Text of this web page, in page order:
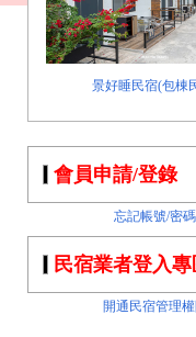
景好睡民宿(包棟
會員申請/登錄
忘記帳號/密碼
民宿業者登入專
開通民宿管理